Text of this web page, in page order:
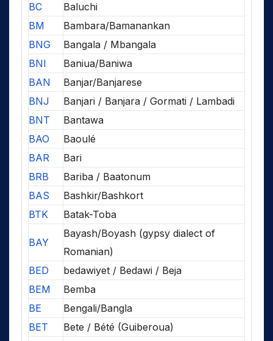
BC
Baluchi
BM
Bambara/Bamanankan
BNG
Bangala / Mbangala
BNI
Baniua/Baniwa
BAN
Banjar/Banjarese
BNJ
Banjari / Banjara / Gormati / Lambadi
BNT
Bantawa
BAO
Baoulé
BAR
Bari
BRB
Bariba / Baatonum
BAS
Bashkir/Bashkort
BTK
Batak-Toba
BAY
Bayash/Boyash (gypsy dialect of
Romanian)
BED
bedawiyet / Bedawi / Beja
BEM
Bemba
BE
Bengali/Bangla
BET
Bete / Bété (Guiberoua)